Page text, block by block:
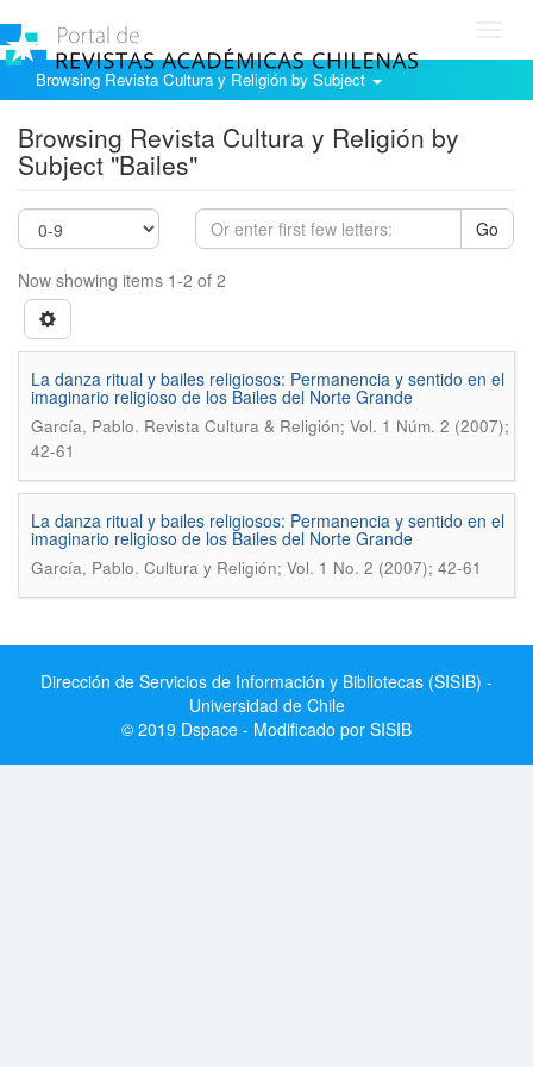
Browsing Revista Cultura y Religión by Subject
Browsing Revista Cultura y Religión by
Subject "Bailes"
Go
Now showing items 1-2 of 2
La danza ritual y bailes religiosos: Permanencia y sentido en el
imaginario religioso de los Bailes del Norte Grande
García, Pablo. Revista Cultura & Religión; Vol. 1 Núm. 2 (2007);
42-61
La danza ritual y bailes religiosos: Permanencia y sentido en el
imaginario religioso de los Bailes del Norte Grande
García, Pablo. Cultura y Religión; Vol. 1 No. 2 (2007); 42-61
Dirección de Servicios de Información y Bibliotecas (SISIB) -
Universidad de Chile
© 2019 Dspace - Modificado por SISIB